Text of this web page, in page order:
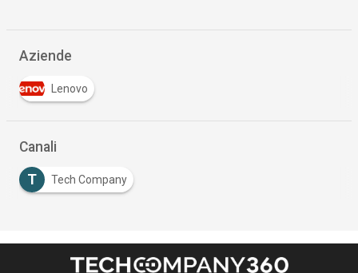
Aziende
Lenovo
Canali
T Tech Company